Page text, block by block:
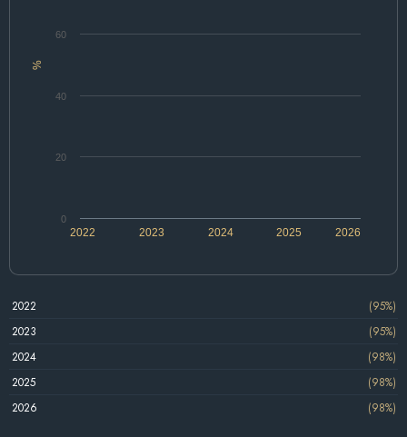
%
2022 2024 2026
2023 2025
0
20
40
60
2022
(95%)
2023
(95%)
2024
(98%)
2025
(98%)
2026
(98%)